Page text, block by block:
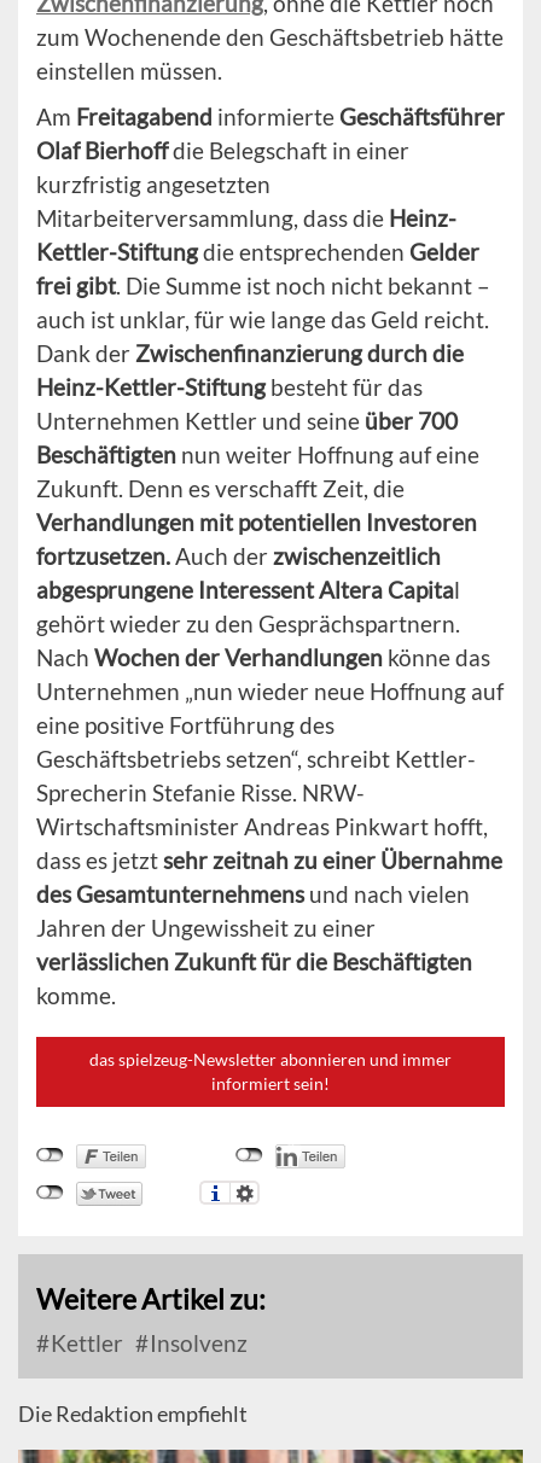
zum Wochenende den Geschäftsbetrieb hätte
einstellen müssen.
Am Freitagabend informierte Geschäftsführer
Olaf Bierhoffdie Belegschaft in einer
kurzfristig angesetzten
Mitarbeiterversammlung, dass die Heinz-
Kettler-Stiftungdie entsprechenden Gelder
frei gibt. Die Summe ist noch nicht bekannt –
auch ist unklar, für wie lange das Geld reicht.
Dank der Zwischenfinanzierung durch die
Heinz-Kettler-Stiftungbesteht für das
Unternehmen Kettler und seine über 700
Beschäftigten nun weiter Hoffnung auf eine
Zukunft. Denn es verschafft Zeit, die
Verhandlungen mit potentiellen Investoren
fortzusetzen.Auch derzwischenzeitlich
abgesprungene Interessent Altera Capital
gehört wieder zu den Gesprächspartnern.
Nach Wochen der Verhandlungen könne das
Unternehmen „nun wieder neue Hoffnung auf
eine positive Fortführung des
Geschäftsbetriebs setzen“, schreibt Kettler-
Sprecherin Stefanie Risse. NRW-
Wirtschaftsminister Andreas Pinkwart hofft,
dass es jetztsehr zeitnah zu einer Übernahme
des Gesamtunternehmensund nach vielen
Jahren der Ungewissheit zu einer
verlässlichen Zukunft für die Beschäftigten
komme.
das spielzeug-Newsletter abonnieren und immer
informiert sein!
Weitere Artikel zu:
Kettler Insolvenz
Die Redaktion empfiehlt